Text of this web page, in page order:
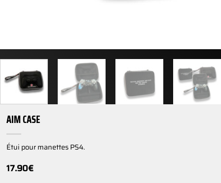
AIM CASE
Étui pour manettes PS4.
17.90€